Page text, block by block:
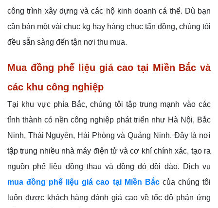
công trình xây dựng và các hộ kinh doanh cá thể. Dù bạn
cần bán một vài chục kg hay hàng chục tấn đồng, chúng tôi
đều sẵn sàng đến tận nơi thu mua.
Mua đồng phế liệu giá cao tại Miền Bắc và
các khu công nghiệp
Tại khu vực phía Bắc, chúng tôi tập trung mạnh vào các
tỉnh thành có nền công nghiệp phát triển như Hà Nội, Bắc
Ninh, Thái Nguyên, Hải Phòng và Quảng Ninh. Đây là nơi
tập trung nhiều nhà máy điện tử và cơ khí chính xác, tạo ra
nguồn phế liệu đồng thau và đồng đỏ dồi dào. Dịch vụ
mua đồng phế liệu giá cao tại Miền Bắccủa chúng tôi
luôn được khách hàng đánh giá cao về tốc độ phản ứng